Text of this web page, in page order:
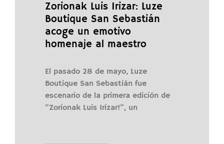
Zorionak Luis Irizar: Luze
Boutique San Sebastián
acoge un emotivo
homenaje al maestro
El pasado 28 de mayo, Luze
Boutique San Sebastián fue
escenario de la primera edición de
“Zorionak Luis Irizar!”, un